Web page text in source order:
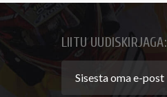
LIITU UUDISKIRJAGA: